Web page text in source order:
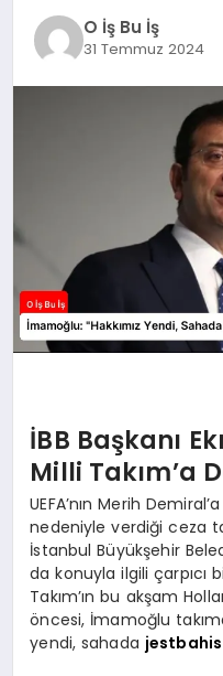
YAŞAM
O İş Bu İş
31 Temmuz 2024
İBB Başkanı
Milli Takım’a
UEFA’nın Merih
nedeniyle verdiği ceza
İstanbul Büyükşehir
da konuyla ilgili çarpıcı
Takım’ın bu akşam
öncesi, İmamoğlu
yendi, sahada jestbahis